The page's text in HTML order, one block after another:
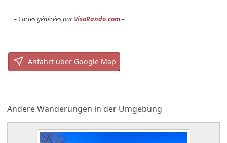
Cartes générées parVisoRando.com
Anfahrt über Google Map
Andere Wanderungen in der Umgebung